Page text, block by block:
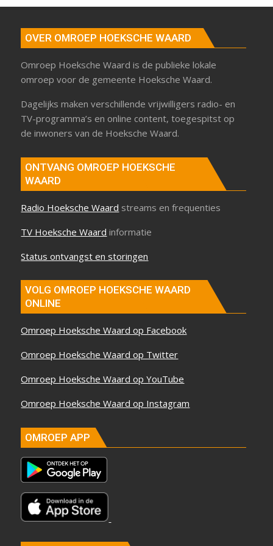
OVER OMROEP HOEKSCHE WAARD
Omroep Hoeksche Waard is de publieke lokale
omroep voor de gemeente Hoeksche Waard.
Dagelijks maken verschillende vrijwilligers radio- en
TV-programma’s en online content, toegespitst op
de inwoners van de Hoeksche Waard.
ONTVANG OMROEP HOEKSCHE
WAARD
Radio Hoeksche Waard streams en frequenties
TV Hoeksche Waard informatie
Status ontvangst en storingen
VOLG OMROEP HOEKSCHE WAARD
ONLINE
Omroep Hoeksche Waard op Facebook
Omroep Hoeksche Waard op Twitter
Omroep Hoeksche Waard op YouTube
Omroep Hoeksche Waard op Instagram
OMROEP APP